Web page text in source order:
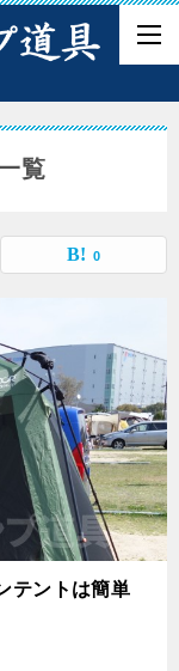
覧
0
テントは簡単